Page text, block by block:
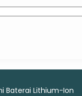
Baterai Lithium-Ion